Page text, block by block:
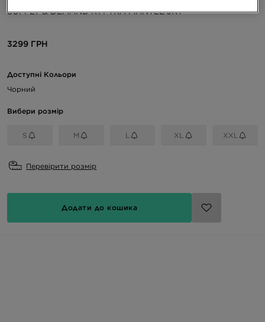
SUPPLY & DEMAND КУРТКА MANTLE JKT
3299 ГРН
Доступні Кольори
Чорний
Вибери розмір
S M L XL XXL
Перевірити розмір
Додати до кошика